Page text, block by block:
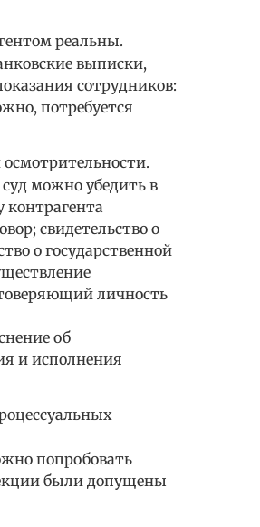
реальны.
выписки,
сотрудников:
потребуется
можно убедить в
контрагента
свидетельство о
о государственной
личность
об
и исполнения
попробовать
были допущены